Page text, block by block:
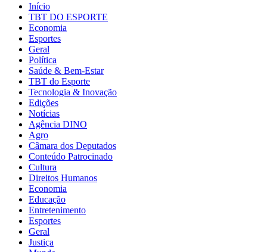
Início
TBT DO ESPORTE
Economia
Esportes
Geral
Política
Saúde & Bem-Estar
TBT do Esporte
Tecnologia & Inovação
Edições
Notícias
Agência DINO
Agro
Câmara dos Deputados
Conteúdo Patrocinado
Cultura
Direitos Humanos
Economia
Educação
Entretenimento
Esportes
Geral
Justiça